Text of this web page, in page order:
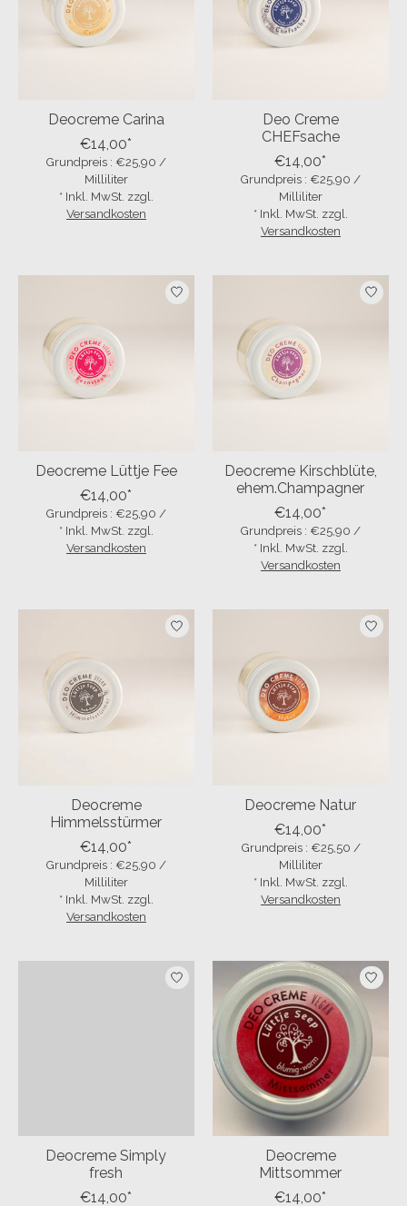
Deocreme Carina
€14,00*
Grundpreis : €25,90 /
Milliliter
* Inkl. MwSt. zzgl.
Versandkosten
Deo Creme
CHEFsache
€14,00*
Grundpreis : €25,90 /
Milliliter
* Inkl. MwSt. zzgl.
Versandkosten
Deocreme Lüttje Fee
€14,00*
Grundpreis : €25,90 /
* Inkl. MwSt. zzgl.
Versandkosten
Deocreme Kirschblüte,
ehem.Champagner
€14,00*
Grundpreis : €25,90 /
* Inkl. MwSt. zzgl.
Versandkosten
Deocreme
Himmelsstürmer
€14,00*
Grundpreis : €25,90 /
Milliliter
* Inkl. MwSt. zzgl.
Versandkosten
Deocreme Natur
€14,00*
Grundpreis : €25,50 /
Milliliter
* Inkl. MwSt. zzgl.
Versandkosten
Deocreme Simply
fresh
€14,00*
Deocreme
Mittsommer
€14,00*